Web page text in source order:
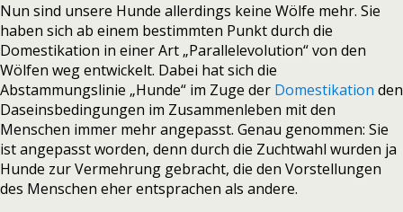
Nun sind unsere Hunde allerdings keine Wölfe mehr. Sie
haben sich ab einem bestimmten Punkt durch die
Domestikation in einer Art „Parallelevolution“ von den
Wölfen weg entwickelt. Dabei hat sich die
Abstammungslinie „Hunde“ im Zuge der Domestikation den
Daseinsbedingungen im Zusammenleben mit den
Menschen immer mehr angepasst. Genau genommen: Sie
ist angepasst worden, denn durch die Zuchtwahl wurden ja
Hunde zur Vermehrung gebracht, die den Vorstellungen
des Menschen eher entsprachen als andere.